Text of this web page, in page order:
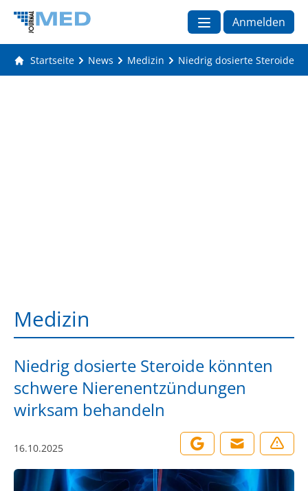
Anmelden
Startseite News Medizin Niedrig dosierte Steroide
Medizin
Niedrig dosierte Steroide könnten
schwere Nierenentzündungen
wirksam behandeln
16.10.2025